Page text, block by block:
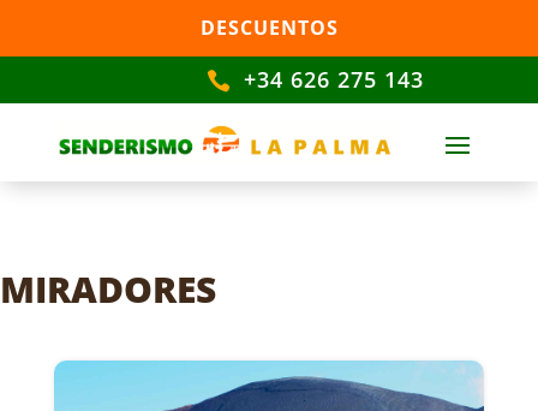
 +34 626 275 143
DESCUENTOS
MIRADORES